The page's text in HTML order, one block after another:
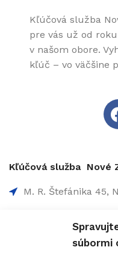
súbormi
Kľúčová služba
pre vás už od
v našom obore.
kľúč – vo väčšine
Kľúčová služba Nové
M. R. Štefánika 45,
0910 207 863 -